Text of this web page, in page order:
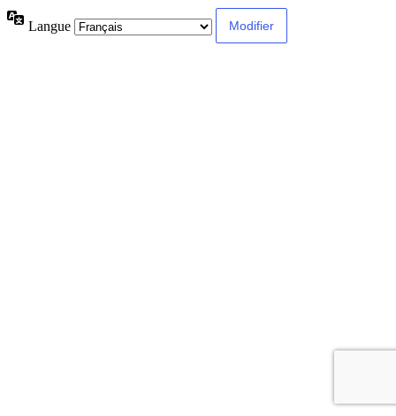
Langue